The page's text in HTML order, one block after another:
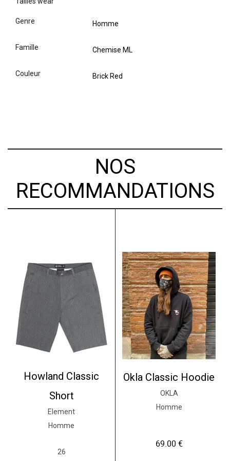
genre Homme
famille Chemise ML
couleur Brick Red
NOS
RECOMMANDATIONS
Howland Classic
Short
Element
Homme
26
Okla Classic Hoodie
OKLA
Homme
69.00 €